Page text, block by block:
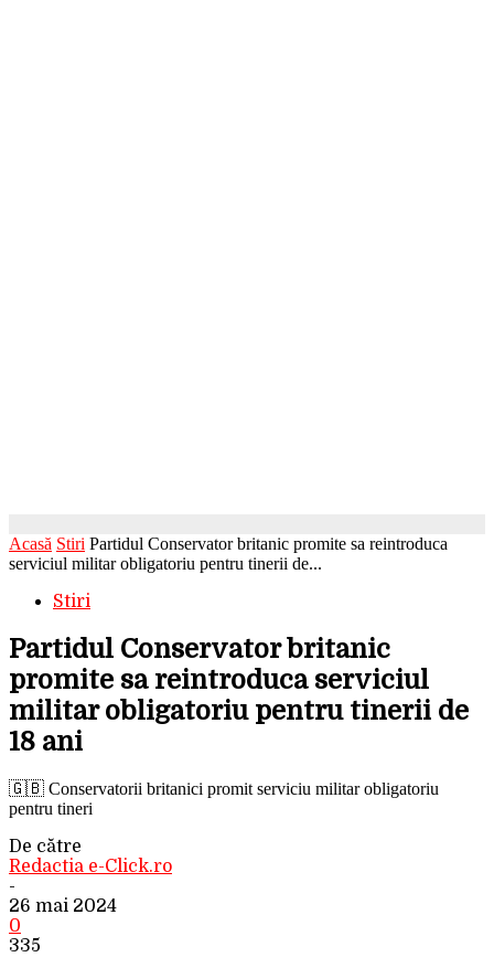
Acasă Stiri Partidul Conservator britanic promite sa reintroduca
serviciul militar obligatoriu pentru tinerii de...
Stiri
Partidul Conservator britanic
promite sa reintroduca serviciul
militar obligatoriu pentru tinerii de
18 ani
🇬🇧 Conservatorii britanici promit serviciu militar obligatoriu
pentru tineri
De către
Redactia e-Click.ro
-
26 mai 2024
0
335